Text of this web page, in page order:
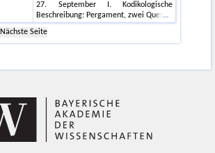
27. September I. Kodikologische
Beschreibung: Pergament, zwei Quer
Nächste Seite